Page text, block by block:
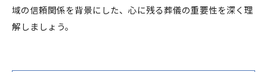
域の信頼関係を背景にした、心に残る葬儀の重要性を深く理
解しましょう。